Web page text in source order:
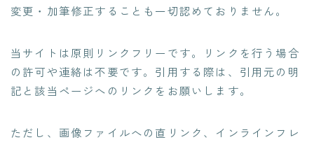
変更・加筆修正することも一切認めておりません。
当サイトは原則リンクフリーです。リンクを行う場合
の許可や連絡は不要です。引用する際は、引用元の明
記と該当ページへのリンクをお願いします。
ただし、画像ファイルへの直リンク、インラインフレ